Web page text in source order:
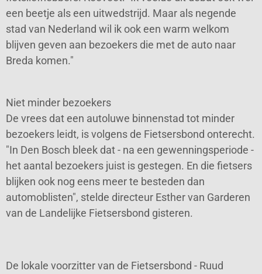
een beetje als een uitwedstrijd. Maar als negende
stad van Nederland wil ik ook een warm welkom
blijven geven aan bezoekers die met de auto naar
Breda komen."
Niet minder bezoekers
De vrees dat een autoluwe binnenstad tot minder
bezoekers leidt, is volgens de Fietsersbond onterecht.
"In Den Bosch bleek dat - na een gewenningsperiode -
het aantal bezoekers juist is gestegen. En die fietsers
blijken ook nog eens meer te besteden dan
automoblisten", stelde directeur Esther van Garderen
van de Landelijke Fietsersbond gisteren.
De lokale voorzitter van de Fietsersbond - Ruud